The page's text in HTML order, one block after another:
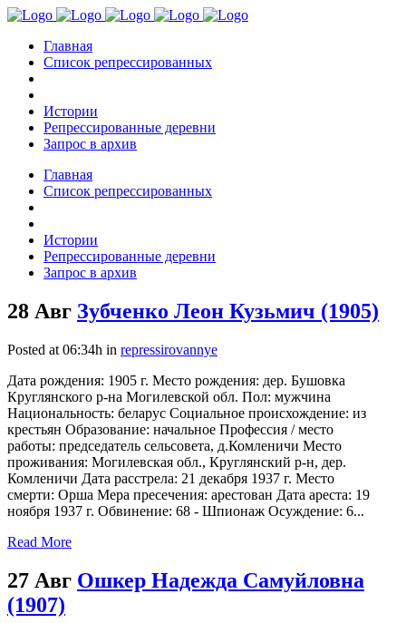
Главная
Список репрессированных
Истории
Репрессированные деревни
Запрос в архив
Главная
Список репрессированных
Истории
Репрессированные деревни
Запрос в архив
28 Авг Зубченко Леон Кузьмич (1905)
Posted at 06:34h in repressirovannye
Дата рождения: 1905 г. Место рождения: дер. Бушовка
Круглянского р-на Могилевской обл. Пол: мужчина
Национальность: беларус Социальное происхождение: из
крестьян Образование: начальное Профессия / место
работы: председатель сельсовета, д.Комленичи Место
проживания: Могилевская обл., Круглянский р-н, дер.
Комленичи Дата расстрела: 21 декабря 1937 г. Место
смерти: Орша Мера пресечения: арестован Дата ареста: 19
ноября 1937 г. Обвинение: 68 - Шпионаж Осуждение: 6...
Read More
27 Авг Ошкер Надежда Самуйловна
(1907)